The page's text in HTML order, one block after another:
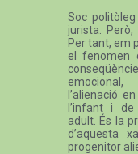
Soc
jurista. Però,
Per tant, em
el fenomen
l’alienació
l’infant i de
adult. És la
d’aquesta
progenitor